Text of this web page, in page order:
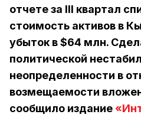
отчете за III квартал
стоимость активов в
убыток в $64 млн.
политической
неопределенности в
возмещаемости
сообщило издание